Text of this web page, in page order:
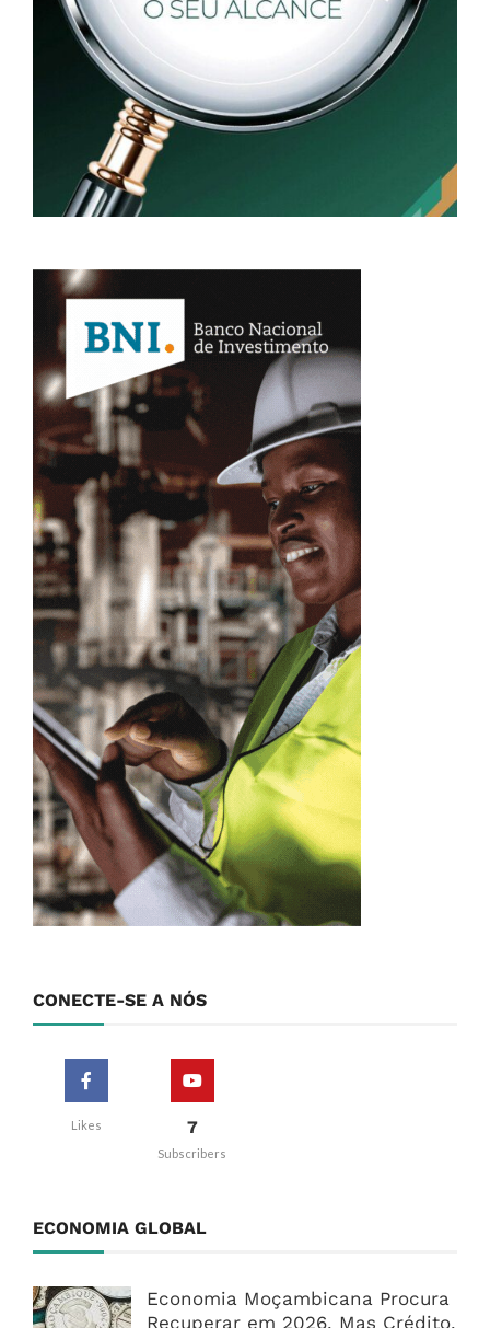
CONECTE-SE A NÓS
Likes 7
Subscribers
ECONOMIA GLOBAL
Economia Moçambicana Procura
Recuperar em 2026, Mas Crédito,